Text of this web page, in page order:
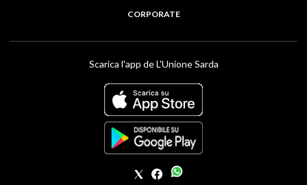
CORPORATE
Scarica l'app de L'Unione Sarda